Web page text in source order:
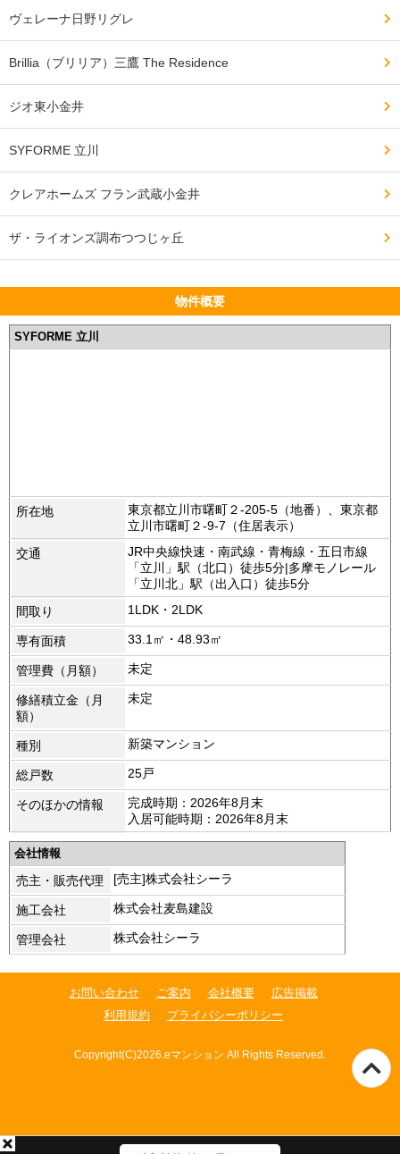
ヴェレーナ日野リグレ
Brillia（ブリリア）三鷹 The Residence
ジオ東小金井
SYFORME 立川
クレアホームズ フラン武蔵小金井
ザ・ライオンズ調布つつじヶ丘
物件概要
SYFORME 立川
所在地
東京都立川市曙町２-205-5（地番）、東京都
立川市曙町２-9-7（住居表示）
交通
JR中央線快速・南武線・青梅線・五日市線
「立川」駅（北口）徒歩5分|多摩モノレール
「立川北」駅（出入口）徒歩5分
間取り
1LDK・2LDK
専有面積 33.1㎡・48.93㎡
管理費（月額） 未定
修繕積立金（月
額）
未定
種別 新築マンション
総戸数 25戸
そのほかの情報
完成時期：2026年8月末
入居可能時期：2026年8月末
会社情報
売主・販売代理 [売主]株式会社シーラ
施工会社 株式会社麦島建設
管理会社 株式会社シーラ
お問い合わせ ご案内 会社概要
広告掲載
利用規約
プライバシーポリシー
Copyright(C)2026.eマンション All Rights Reserved.